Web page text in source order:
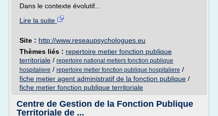
Dans le contexte évolutif...
Lire la suite
Site : http://www.reseaupsychologues.eu
Thèmes liés : repertoire metier fonction publique
territoriale / repertoire national metiers fonction publique
hospitaliere / repertoire metier fonction publique hospitaliere /
fiche metier agent administratif de la fonction publique /
fiche metier fonction publique territoriale
Centre de Gestion de la Fonction Publique
Territoriale de ...